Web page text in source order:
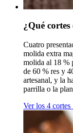
¿Qué
Cuatro
molida extra
molida al 18 %
de 60 % res y
artesanal, y la
parrilla o la
Ver los 4 cortes